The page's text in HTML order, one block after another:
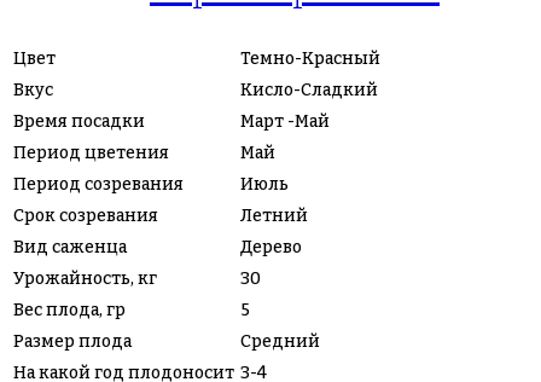
Цвет
Темно-Красный
Вкус
Кисло-Сладкий
Время посадки
Март -Май
Период цветения
Май
Период созревания
Июль
Срок созревания
Летний
Вид саженца
Дерево
Урожайность, кг
30
Вес плода, гр
5
Размер плода
Средний
На какой год плодоносит 3-4